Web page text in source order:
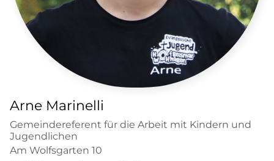
Arne Marinelli
Gemeindereferent für die Arbeit mit Kindern und
Jugendlichen
Am Wolfsgarten 10